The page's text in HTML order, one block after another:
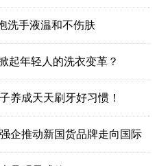
洗手液温和不伤肤
起年轻人的洗衣变革？
养成天天刷牙好习惯！
企推动新国货品牌走向国际